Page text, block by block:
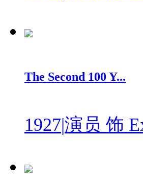
The Second 100 Y...
1927|演员 饰